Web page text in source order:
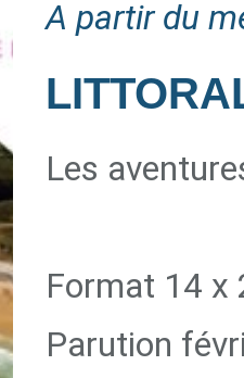
A partir du
Les
Format 14 x
Parution